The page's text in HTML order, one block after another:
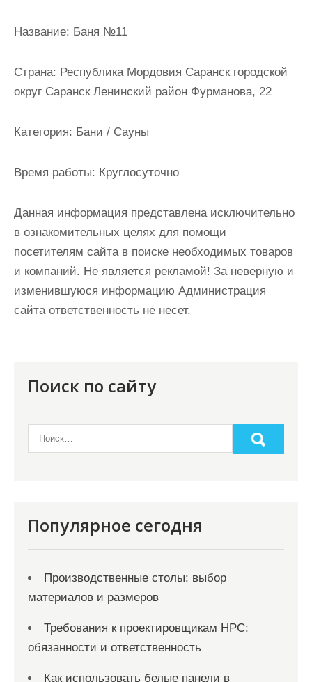
Название: Баня №11
Страна: Республика Мордовия Саранск городской
округ Саранск Ленинский район Фурманова, 22
Категория: Бани / Сауны
Время работы: Круглосуточно
Данная информация представлена исключительно
в ознакомительных целях для помощи
посетителям сайта в поиске необходимых товаров
и компаний. Не является рекламой! За неверную и
изменившуюся информацию Администрация
сайта ответственность не несет.
Поиск по сайту
Популярное сегодня
Производственные столы: выбор
материалов и размеров
Требования к проектировщикам НРС:
обязанности и ответственность
Как использовать белые панели в